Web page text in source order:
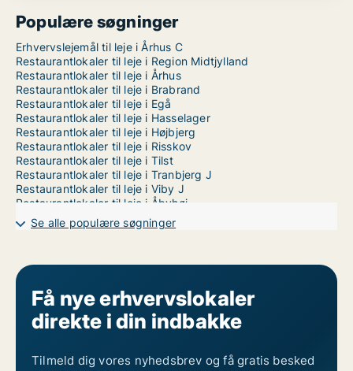
Populære søgninger
Erhvervslejemål til leje i Århus C
Restaurantlokaler til leje i Region Midtjylland
Restaurantlokaler til leje i Århus
Restaurantlokaler til leje i Brabrand
Restaurantlokaler til leje i Egå
Restaurantlokaler til leje i Hasselager
Restaurantlokaler til leje i Højbjerg
Restaurantlokaler til leje i Risskov
Restaurantlokaler til leje i Tilst
Restaurantlokaler til leje i Tranbjerg J
Restaurantlokaler til leje i Viby J
Restaurantlokaler til leje i Åbyhøj
Restaurantlokaler til leje i Århus N
Restaurantlokaler til leje i Århus V
Se alle populære søgninger
Få nye erhvervslokaler
direkte i din indbakke
Tilmeld dig vores nyhedsbrev og få gratis besked